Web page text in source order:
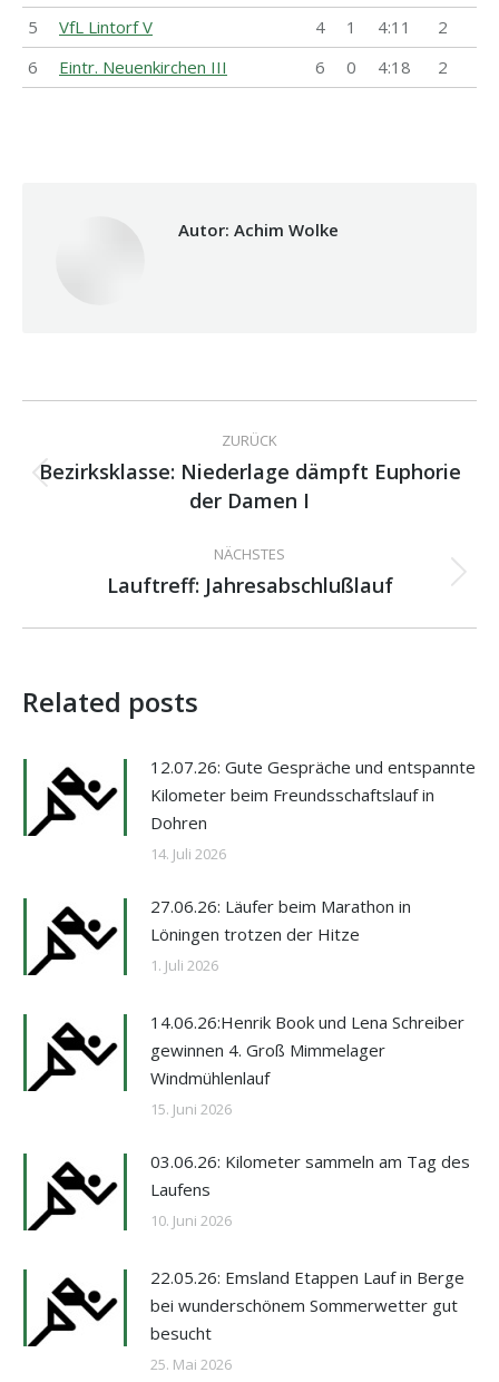
5
VfL Lintorf V 4 1 4:11
2
6
Eintr. Neuenkirchen III 6 0 4:18 2
Autor: Achim Wolke
Kommentarnavigation
ZURÜCK
Vorheriger
Beitrag:
Bezirksklasse: Niederlage dämpft Euphorie
der Damen I
NÄCHSTES
Nächster
Lauftreff: Jahresabschlußlauf
Related posts
12.07.26: Gute Gespräche und entspannte
Kilometer beim Freundsschaftslauf in
Dohren
14. Juli 2026
27.06.26: Läufer beim Marathon in
Löningen trotzen der Hitze
1. Juli 2026
14.06.26:Henrik Book und Lena Schreiber
gewinnen 4. Groß Mimmelager
Windmühlenlauf
15. Juni 2026
03.06.26: Kilometer sammeln am Tag des
Laufens
10. Juni 2026
22.05.26: Emsland Etappen Lauf in Berge
bei wunderschönem Sommerwetter gut
besucht
25. Mai 2026